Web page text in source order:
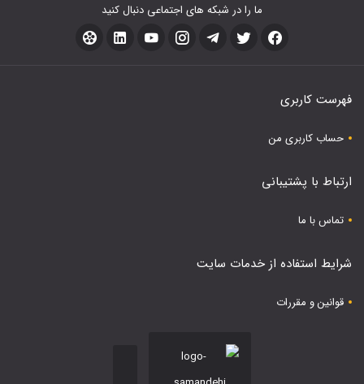
ما را در شبکه های اجتماعی دنبال کنید
فهرست کاربری
حساب کاربری من
ارتباط با پشتیبانی
تماس با ما
شرایط استفاده از خدمات سایت
قوانین و مقررات